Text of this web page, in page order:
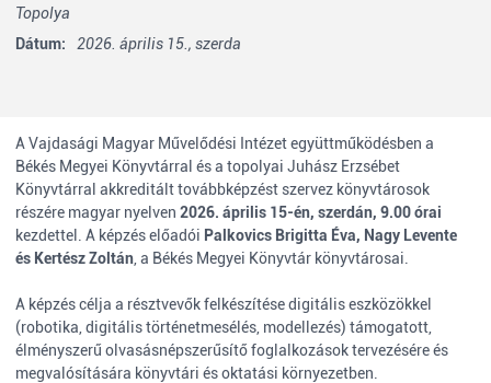
Topolya
Dátum:
2026. április 15., szerda
A Vajdasági Magyar Művelődési Intézet együttműködésben a
Békés Megyei Könyvtárral és a topolyai Juhász Erzsébet
Könyvtárral akkreditált továbbképzést szervez könyvtárosok
részére magyar nyelven 2026. április 15-én, szerdán, 9.00 órai
kezdettel. A képzés előadói Palkovics Brigitta Éva, Nagy Levente
és Kertész Zoltán , a Békés Megyei Könyvtár könyvtárosai.
A képzés célja a résztvevők felkészítése digitális eszközökkel
(robotika, digitális történetmesélés, modellezés) támogatott,
élményszerű olvasásnépszerűsítő foglalkozások tervezésére és
megvalósítására könyvtári és oktatási környezetben.